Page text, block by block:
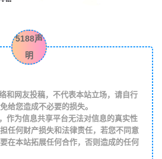
5188声
明
和网友投稿，不代表本站立场，请自行
给您造成不必要的损失。
作为信息共享平台无法对信息的真实性
任何财产损失和法律责任，若您不同意
在本站拓展任何合作，否则造成的任何